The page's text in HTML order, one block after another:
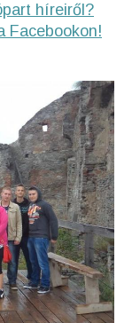
híreiről?
Facebookon!